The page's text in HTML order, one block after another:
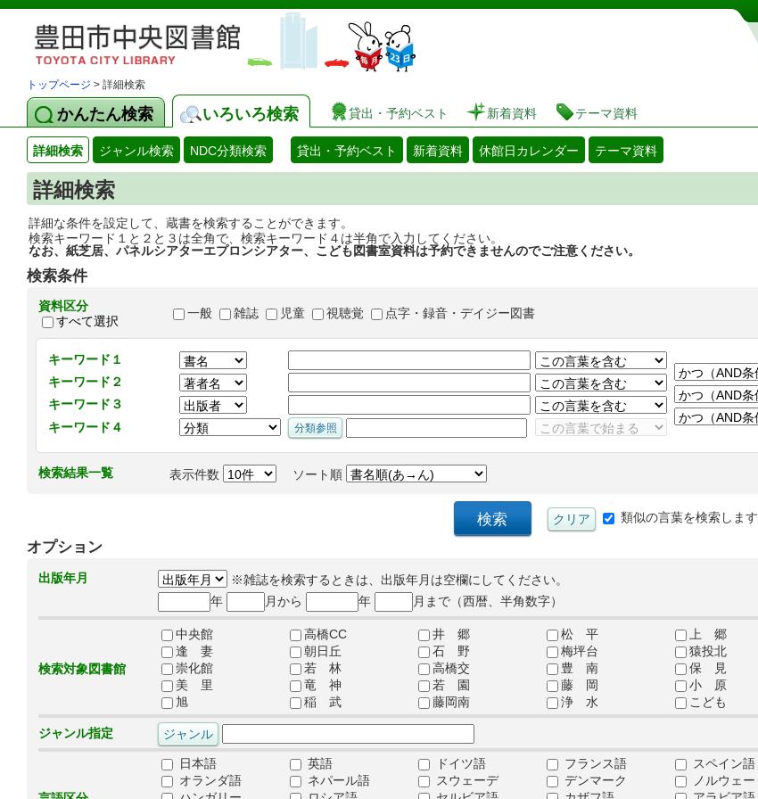
図書館 蔵書検索・予約システム
トップページ > 詳細検索
かんたん検索 いろいろ検索 貸出・予約ベスト 新着資料 テーマ資料
詳細検索 ジャンル検索 NDC分類検索 貸出・予約ベスト 新着資料 休館日カレンダー テーマ資料
詳細検索
詳細な条件を設定して、蔵書を検索することができます。
検索キーワード１と２と３は全角で、検索キーワード４は半角で入力してください。
なお、紙芝居、パネルシアターエプロンシアター、こども図書室資料は予約できませんのでご注意ください。
検索条件
資料区分
すべて選択
一般 雑誌 児童 視聴覚 点字・録音・デイジー図書
キーワード１
キーワード２
キーワード３
キーワード４
検索結果一覧 表示件数 ソート順
類似の言葉を検索します
オプション
出版年月
※雑誌を検索するときは、出版年月は空欄にしてください。
年
月から 年 月まで（西暦、半角数字）
検索対象図書館
中央館 高橋CC 井 郷 松 平 上 郷
逢 妻
朝日丘 石 野 梅坪台 猿投北
崇化館
若 林 高橋交 豊 南 保 見
美 里
竜 神 若 園 藤 岡 小 原
旭
稲 武 藤岡南 浄 水 こども
ジャンル指定
日本語 英語 ドイツ語 フランス語 スペイン語
オランダ語
ネパール語 スウェーデ デンマーク ノルウェー